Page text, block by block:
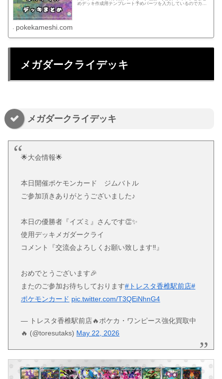
めデッキ作成用テンプレート予めパーツを入力しているのでカー
pokekameshi.com
メガダークライデッキ
メガダークライデッキ
🌟大会情報🌟
本日開催ポケモンカード ジムバトル
ご参加頂きありがとうございました♪
本日の優勝者『イズミ』さんです👏✨
使用デッキメガダークライ
コメント『交流会よろしくお願い致します‼️』
おめでとうございます🎉
またのご参加お待ちしております#トレスタ香椎駅前店#
ポケモンカード pic.twitter.com/T3QEiNhnG4
— トレスタ香椎駅前店🔥ポケカ・ワンピース強化買取中
🔥 (@toresutaks) May 22, 2026